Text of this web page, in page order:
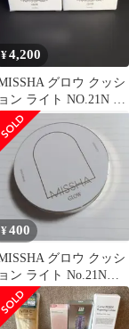
¥4,200
グロウ クッシ
ョン ライト NO.21N 2
セット
¥400
グロウ クッシ
ョン ライト No.21N★
だ使えます